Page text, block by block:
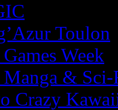
Toulon
Week
Manga &
Crazy